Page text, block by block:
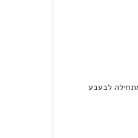
עד שהתערובת מתחילה לבעבע